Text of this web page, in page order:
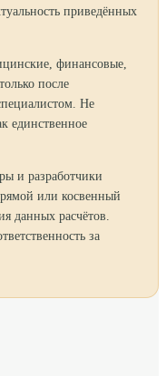
приведённых
финансовые,
после
Не
единственное
и разработчики
или косвенный
данных расчётов.
за